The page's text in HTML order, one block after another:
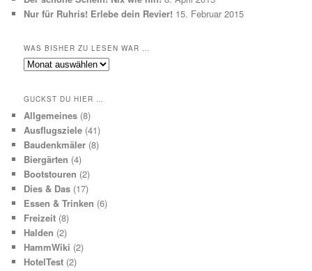
Nur für Ruhris! Erlebe dein Revier! 15. Februar 2015
WAS BISHER ZU LESEN WAR …
Was
lesen
war
…
GUCKST DU HIER …
Allgemeines (8)
Ausflugsziele (41)
Baudenkmäler (8)
Biergärten (4)
Bootstouren (2)
Dies & Das (17)
Essen & Trinken (6)
Freizeit (8)
Halden (2)
HammWiki (2)
HotelTest (2)